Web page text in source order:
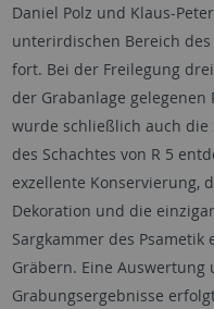
Daniel Polz und Klaus-
unterirdischen Bereich
fort. Bei der Freilegung
der Grabanlage gelegenen
wurde schließlich auch die
des Schachtes von R 5
exzellente Konservierung,
Dekoration und die
Sargkammer des
Gräbern. Eine
Grabungsergebnisse